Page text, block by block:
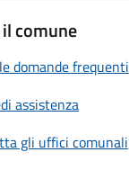
comune
domande frequenti
assistenza
gli uffici comunali